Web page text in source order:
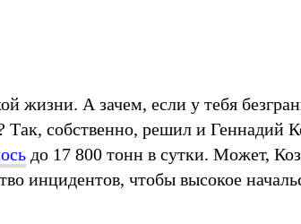
жизни. А зачем, если у тебя
Так, собственно, решил и Геннадий
до 17 800 тонн в сутки. Может,
инцидентов, чтобы высокое